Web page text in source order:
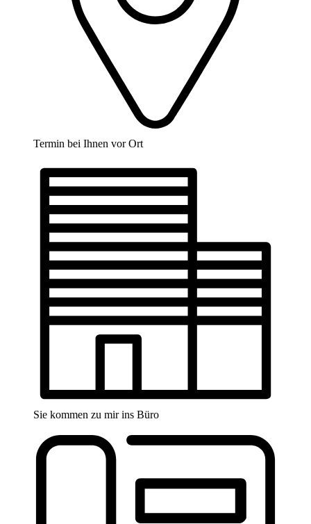
Termin bei Ihnen vor Ort
Sie kommen zu mir ins Büro